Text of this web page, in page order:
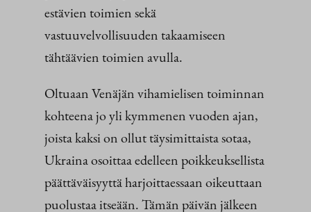
estävien toimien sekä
vastuuvelvollisuuden takaamiseen
tähtäävien toimien avulla.
Oltuaan Venäjän vihamielisen toiminnan
kohteena jo yli kymmenen vuoden ajan,
joista kaksi on ollut täysimittaista sotaa,
Ukraina osoittaa edelleen poikkeuksellista
päättäväisyyttä harjoittaessaan oikeuttaan
puolustaa itseään. Tämän päivän jälkeen